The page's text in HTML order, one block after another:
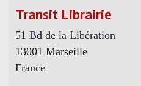
Transit Librairie
51 Bd de la Libération
13001 Marseille
France